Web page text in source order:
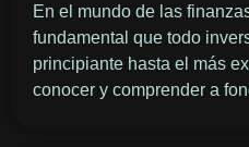
En el mundo de las
fundamental que todo
principiante hasta el más
conocer y comprender a